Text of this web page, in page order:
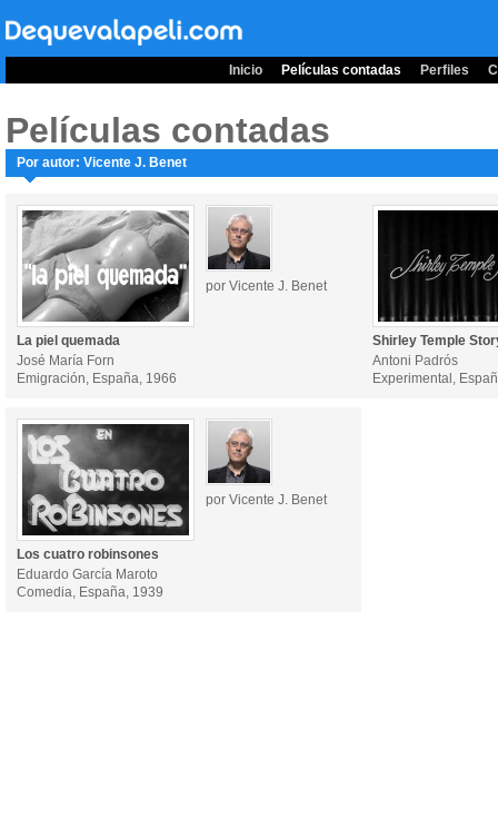
Inicio Películas contadas Perfiles
Películas contadas
Por autor: Vicente J. Benet
por Vicente J. Benet
La piel quemada
José María Forn
Emigración, España, 1966
Shirley Temple
Antoni Padrós
Experimental,
por Vicente J. Benet
Los cuatro robinsones
Eduardo García Maroto
Comedia, España, 1939